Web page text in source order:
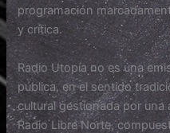
programación
y crítica.
Radio Utopíano es una
pública, en el sentido
cultural gestionada por
Radio Libre Norte,